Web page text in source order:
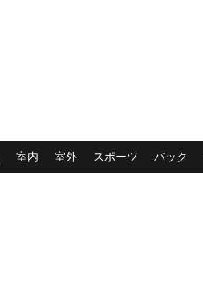
室内 室外 スポーツ バック